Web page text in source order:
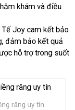
khám và điều
Tế Joy cam kết bảo
đảm bảo kết quả
hỗ trợ trong suốt
răng uy tín